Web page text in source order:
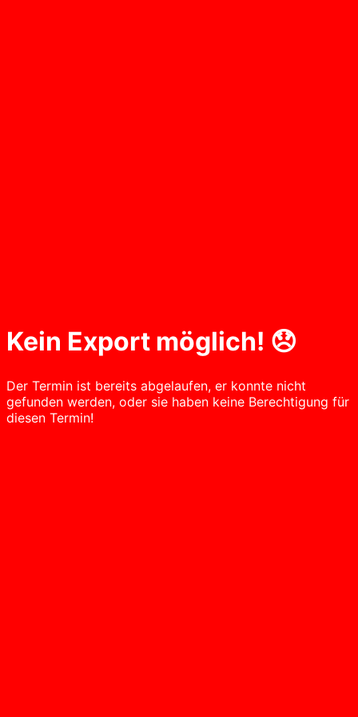
Kein Export möglich! 😞
Der Termin ist bereits abgelaufen, er konnte nicht
gefunden werden, oder sie haben keine Berechtigung für
diesen Termin!